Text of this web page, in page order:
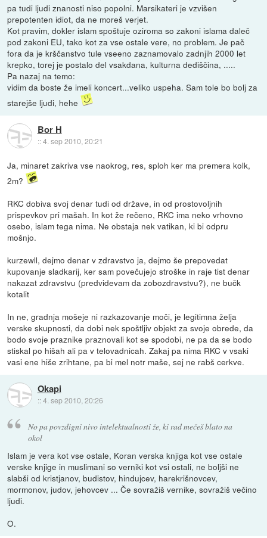
pa tudi ljudi znanosti niso popolni. Marsikateri je vzvišen
prepotenten idiot, da ne moreš verjet.
Kot pravim, dokler islam spoštuje oziroma so zakoni islama daleč
pod zakoni EU, tako kot za vse ostale vere, no problem. Je pač
fora da je krščanstvo tule vseeno zaznamovalo zadnjih 2000 let
krepko, torej je postalo del vsakdana, kulturna dediščina, .....
Pa nazaj na temo:
vidim da boste že imeli koncert...veliko uspeha. Sam tole bo bolj za
starejše ljudi, hehe
Bor H
::4. sep 2010, 20:21
Ja, minaret zakriva vse naokrog, res, sploh ker ma premera kolk,
2m?
RKC dobiva svoj denar tudi od države, in od prostovoljnih
prispevkov pri mašah. In kot že rečeno, RKC ima neko vrhovno
osebo, islam tega nima. Ne obstaja nek vatikan, ki bi odpru
mošnjo.
kurzewll, dejmo denar v zdravstvo ja, dejmo še prepovedat
kupovanje sladkarij, ker sam povečujejo stroške in raje tist denar
nakazat zdravstvu (predvidevam da zobozdravstvu?), ne bučk
kotalit
In ne, gradnja mošeje ni razkazovanje moči, je legitimna želja
verske skupnosti, da dobi nek spoštljiv objekt za svoje obrede, da
bodo svoje praznike praznovali kot se spodobi, ne pa da se bodo
stiskal po hišah ali pa v telovadnicah. Zakaj pa nima RKC v vsaki
vasi ene hiše zrihtane, pa bi mel notr maše, sej ne rabš cerkve.
Okapi
::4. sep 2010, 20:26
No pa povzdigni nivo intelektualnosti že, ki rad mečeš blato na
okol
Islam je vera kot vse ostale, Koran verska knjiga kot vse ostale
verske knjige in muslimani so verniki kot vsi ostali, ne boljši ne
slabši od kristjanov, budistov, hindujcev, harekrišnovcev,
mormonov, judov, jehovcev ... Če sovražiš vernike, sovražiš večino
ljudi.
O.